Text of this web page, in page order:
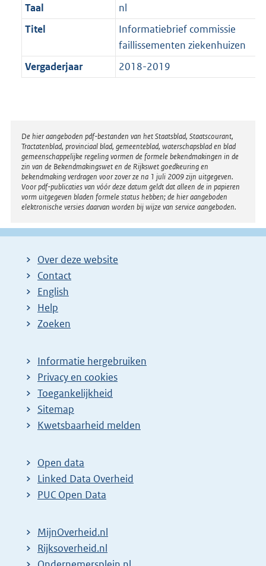
Taal
nl
Titel
Informatiebrief commissie
faillissementen ziekenhuizen
Vergaderjaar
2018-2019
Disclaimer
De hier aangeboden pdf-bestanden van het Staatsblad, Staatscourant,
Tractatenblad, provinciaal blad, gemeenteblad, waterschapsblad en blad
gemeenschappelijke regeling vormen de formele bekendmakingen in de
zin van de Bekendmakingswet en de Rijkswet goedkeuring en
bekendmaking verdragen voor zover ze na 1 juli 2009 zijn uitgegeven.
Voor pdf-publicaties van vóór deze datum geldt dat alleen de in papieren
vorm uitgegeven bladen formele status hebben; de hier aangeboden
elektronische versies daarvan worden bij wijze van service aangeboden.
Over deze website
Contact
English
Help
Zoeken
Informatie hergebruiken
Privacy en cookies
Toegankelijkheid
Sitemap
E
t
e
r
l
i
Kwetsbaarheid melden
Open data
Linked Data Overheid
PUC Open Data
MijnOverheid.nl
E
Rijksoverheid.nl